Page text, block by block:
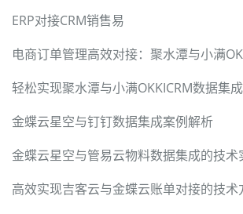
ERP对接CRM销售易
金蝶云星空与钉钉数据集成案例解析
金蝶云星空与管易云物料数据集成的技术
高效实现吉客云与金蝶云账单对接的技术